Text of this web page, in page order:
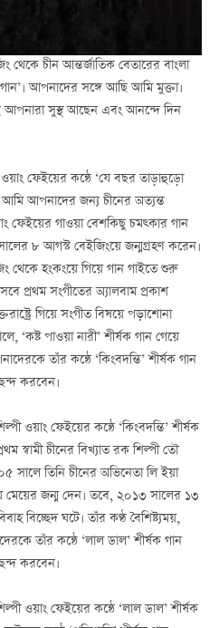
থেকে চীন আন্তর্জাতিক বেতারের বাংলা
আপনাদের সঙ্গে আছি আমি মুক্তা।
সুস্থ আছেন এবং আনন্দে দিন
ফেইয়ের কন্ঠে ‘যে বছর তাড়াহুড়ো
আপনাদের জন্য চীনের অত্যন্ত
ফেইয়ের গাওয়া বেশকিছু চমত্কার গান
৮ আগস্ট বেইজিংয়ে জন্মগ্রহণ করেন।
থেকে হংকংয়ে গিয়ে গান গাইতে শুরু
প্রথম সংগীতের অ্যালবাম প্রকাশ
গিয়ে সংগীত বিষয়ে পড়াশোনা
পাওয়া নারী’ শীর্ষক গান গেয়ে
তাঁর কন্ঠে ‘কিংবদন্তি’ শীর্ষক গান
করবেন।
ওয়াং ফেইয়ের কন্ঠে ‘কিংবদন্তি’ শীর্ষক
স্বামী চীনের বিখ্যাত রক শিল্পী তৌ
তিনি চীনের অভিনেতা লি ইয়া
মেয়ের জন্ম দেন। তবে, ২০১৩ সালের ১৩
বিচ্ছেদ ঘটে। তাঁর কণ্ঠ বৈশিষ্ট্যময়,
তাঁর কন্ঠে ‘লাল ডাল’ শীর্ষক গান
করবেন।
ওয়াং ফেইয়ের কন্ঠে ‘লাল ডাল’ শীর্ষক